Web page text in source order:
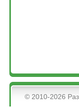
&bsps;
© 2010-2026